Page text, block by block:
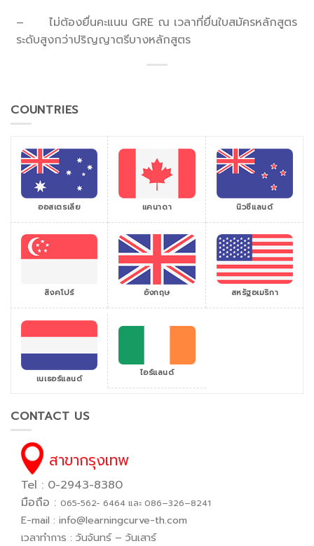
– ไม่ต้องยื่นคะแนน GRE ณ เวลาที่ยื่นใบสมัครหลักสูตร
ระดับสูงกว่าปริญญาตรีบางหลักสูตร
COUNTRIES
ออสเตรเลีย แคนาดา นิวซีแลนด์
สิงคโปร์ อังกฤษ สหรัฐอเมริกา
เนเธอร์แลนด์ ไอร์แลนด์
CONTACT US
สาขากรุงเทพ
Tel : 0-2943-8380
มือถือ : 065−562− 6464 และ 086–326–8241
E-mail : info@learningcurve-th.com
เวลาทำการ : วันจันทร์ – วันเสาร์